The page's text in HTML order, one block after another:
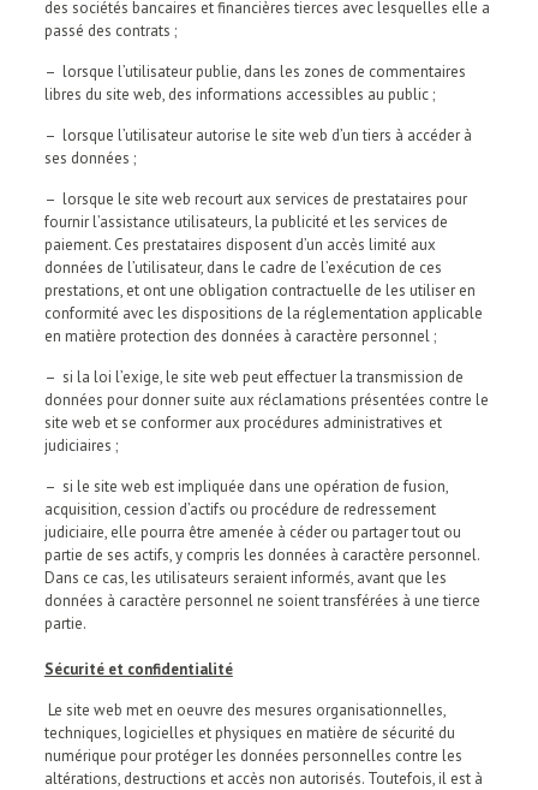
des sociétés bancaires et financières tierces avec lesquelles elle a
passé des contrats ;
– lorsque l’utilisateur publie, dans les zones de commentaires
libres du site web, des informations accessibles au public ;
– lorsque l’utilisateur autorise le site web d’un tiers à accéder à
ses données ;
– lorsque le site web recourt aux services de prestataires pour
fournir l’assistance utilisateurs, la publicité et les services de
paiement. Ces prestataires disposent d’un accès limité aux
données de l’utilisateur, dans le cadre de l’exécution de ces
prestations, et ont une obligation contractuelle de les utiliser en
conformité avec les dispositions de la réglementation applicable
en matière protection des données à caractère personnel ;
– si la loi l’exige, le site web peut effectuer la transmission de
données pour donner suite aux réclamations présentées contre le
site web et se conformer aux procédures administratives et
judiciaires ;
– si le site web est impliquée dans une opération de fusion,
acquisition, cession d’actifs ou procédure de redressement
judiciaire, elle pourra être amenée à céder ou partager tout ou
partie de ses actifs, y compris les données à caractère personnel.
Dans ce cas, les utilisateurs seraient informés, avant que les
données à caractère personnel ne soient transférées à une tierce
partie.
Sécurité et confidentialité
Le site web met en oeuvre des mesures organisationnelles,
techniques, logicielles et physiques en matière de sécurité du
numérique pour protéger les données personnelles contre les
altérations, destructions et accès non autorisés. Toutefois, il est à